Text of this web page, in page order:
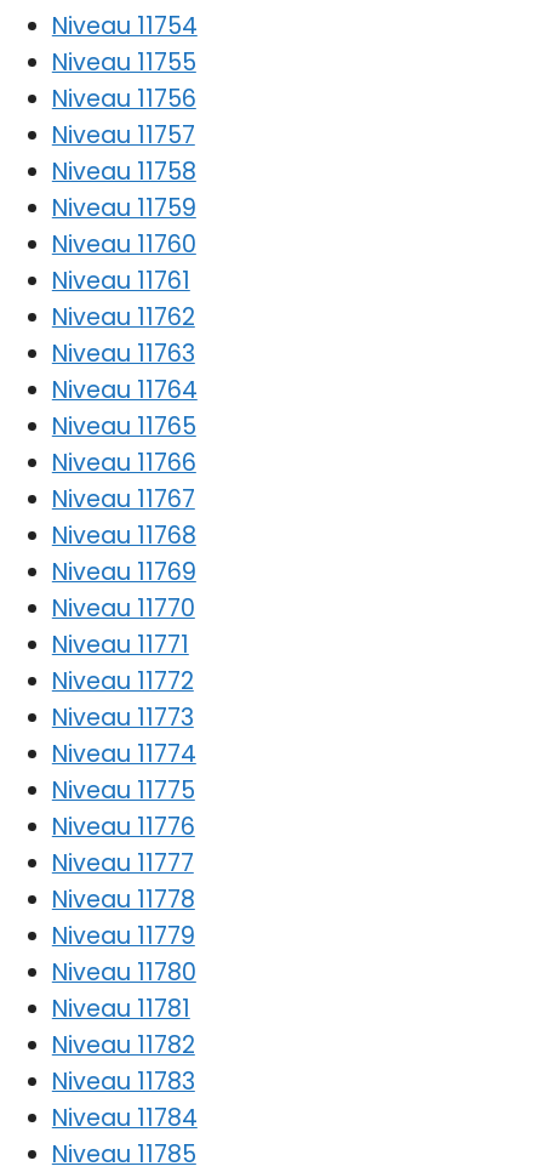
Niveau 11754
Niveau 11755
Niveau 11756
Niveau 11757
Niveau 11758
Niveau 11759
Niveau 11760
Niveau 11761
Niveau 11762
Niveau 11763
Niveau 11764
Niveau 11765
Niveau 11766
Niveau 11767
Niveau 11768
Niveau 11769
Niveau 11770
Niveau 11771
Niveau 11772
Niveau 11773
Niveau 11774
Niveau 11775
Niveau 11776
Niveau 11777
Niveau 11778
Niveau 11779
Niveau 11780
Niveau 11781
Niveau 11782
Niveau 11783
Niveau 11784
Niveau 11785